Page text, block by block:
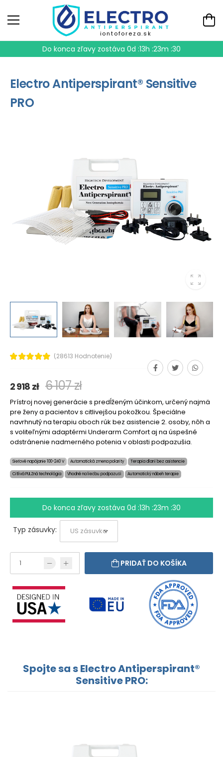
iontoforeza.sk
Do konca zľavy zostáva 0d :13h :23m :29
Electro Antiperspirant® Sensitive
PRO
(28613 Hodnotenie)
2 918 zł 6 107 zł
Prístroj novej generácie s predĺženým účinkom, určený najmä
pre ženy a pacientov s citlivejšou pokožkou. Špeciálne
navrhnutý na terapiu oboch rúk bez asistencie 2. osoby, nôh a
s voliteľnými adaptérmi Underarm Comfort aj na úspešné
odstránenie nadmerného potenia v oblasti podpazušia.
Sieťové napájanie 100-240 V Automatická zmena polarity Terapia dlaní bez asistencie
Citlivá PULZná technológia Vhodné na liečbu podpazuší Automatický nábeh terapie
Do konca zľavy zostáva 0d :13h :23m :29
Typ zásuvky:
PRIDAŤ DO KOŠÍKA
Spojte sa s Electro Antiperspirant®
Sensitive PRO: